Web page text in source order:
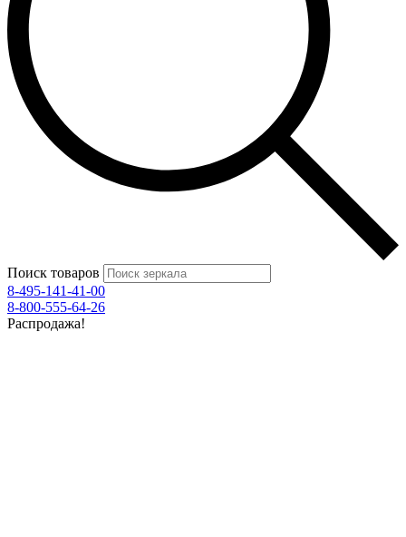
Поиск товаров
8-495-141-41-00
8-800-555-64-26
Распродажа!